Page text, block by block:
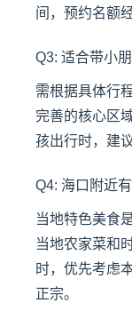
间，预约名额
Q3: 适合带小
需根据具体行
完善的核心区
孩出行时，建
Q4: 海口附近
当地特色美食
当地农家菜和
时，优先考虑
正宗。